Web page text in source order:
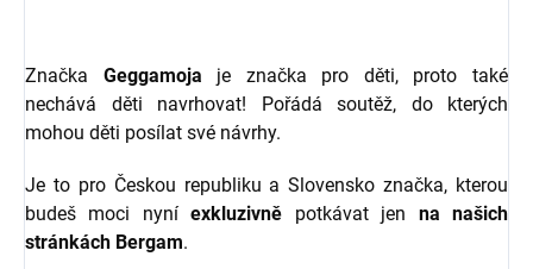
Značka Geggamoja je značka pro děti, proto také
nechává děti navrhovat! Pořádá soutěž, do kterých
mohou děti posílat své návrhy.
Je to pro Českou republiku a Slovensko značka, kterou
budeš moci nyníexkluzivně potkávat jen na našich
stránkách Bergam.